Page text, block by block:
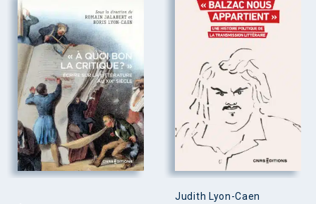
Judith Lyon-Caen